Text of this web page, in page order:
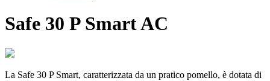
Safe 30 P Smart AC
La Safe 30 P Smart, caratterizzata da un pratico pomello, è dotata di